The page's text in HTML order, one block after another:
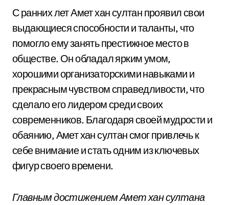
С ранних лет Амет хан султан проявил свои
выдающиеся способности и таланты, что
помогло ему занять престижное место в
обществе. Он обладал ярким умом,
хорошими организаторскими навыками и
прекрасным чувством справедливости, что
сделало его лидером среди своих
современников. Благодаря своей мудрости и
обаянию, Амет хан султан смог привлечь к
себе внимание и стать одним из ключевых
фигур своего времени.
Главным достижением Амет хан султана